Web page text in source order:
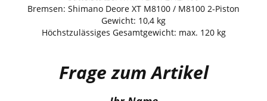
Bremsen: Shimano Deore XT M8100 / M8100 2-Piston
Gewicht: 10,4 kg
Höchstzulässiges Gesamtgewicht: max. 120 kg
Frage zum Artikel